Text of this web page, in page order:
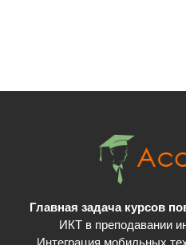
Главная задача курсов
ИКТ в преподавании